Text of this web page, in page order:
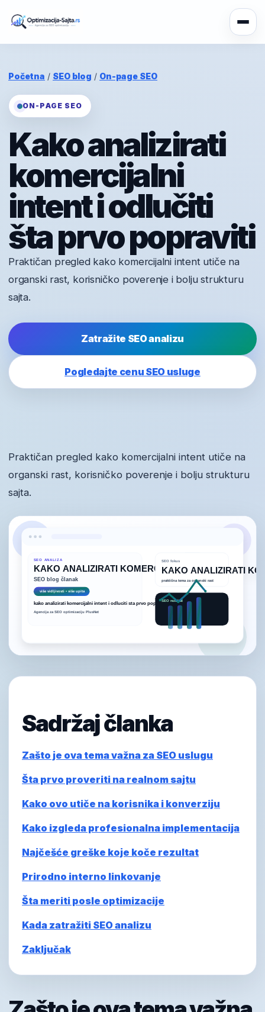
Početna / SEO blog / On-page SEO
ON-PAGE SEO
Kako analizirati
komercijalni
intent i odlučiti
šta prvo popraviti
Praktičan pregled kako komercijalni intent utiče na
organski rast, korisničko poverenje i bolju strukturu
sajta.
Zatražite SEO analizu
Pogledajte cenu SEO usluge
Praktičan pregled kako komercijalni intent utiče na
organski rast, korisničko poverenje i bolju strukturu
sajta.
Sadržaj članka
Zašto je ova tema važna za SEO uslugu
Šta prvo proveriti na realnom sajtu
Kako ovo utiče na korisnika i konverziju
Kako izgleda profesionalna implementacija
Najčešće greške koje koče rezultat
Prirodno interno linkovanje
Šta meriti posle optimizacije
Kada zatražiti SEO analizu
Zaključak